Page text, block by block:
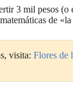
3 mil pesos (o
de
visita: Flores de